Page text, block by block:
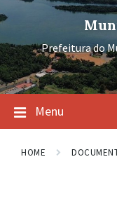
Prefeitura do
Menu
HOME